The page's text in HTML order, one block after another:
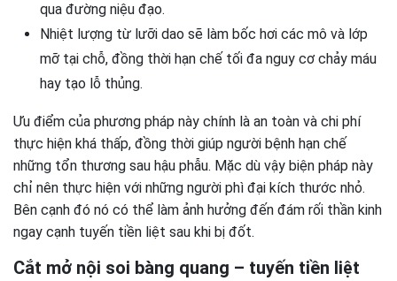
qua đường niệu đạo.
Nhiệt lượng từ lưỡi dao sẽ làm bốc hơi các mô và lớp
mỡ tại chỗ, đồng thời hạn chế tối đa nguy cơ chảy máu
hay tạo lỗ thủng.
Ưu điểm của phương pháp này chính là an toàn và chi phí
thực hiện khá thấp, đồng thời giúp người bệnh hạn chế
những tổn thương sau hậu phẫu. Mặc dù vậy biện pháp này
chỉ nên thực hiện với những người phì đại kích thước nhỏ.
Bên cạnh đó nó có thể làm ảnh hưởng đến đám rối thần kinh
ngay cạnh tuyến tiền liệt sau khi bị đốt.
Cắt mở nội soi bàng quang – tuyến tiền liệt